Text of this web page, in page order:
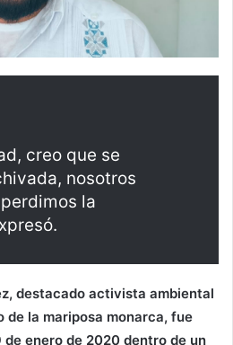
creo que se
nosotros
la
destacado activista ambiental
de la mariposa monarca, fue
enero de 2020 dentro de un